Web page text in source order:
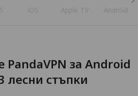
iOS Apple TV Android
PandaVPN за Android
лесни стъпки